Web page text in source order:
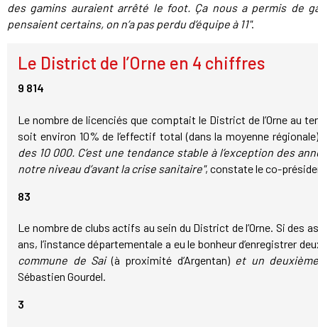
des gamins auraient arrêté le foot. Ça nous a permis de
pensaient certains, on n’a pas perdu d’équipe à 11".
Le District de l’Orne en 4 chiffres
9 814
Le nombre de licenciés que comptait le District de l’Orne au
soit environ 10% de l’effectif total (dans la moyenne
des 10 000. C’est une tendance stable à l’exception des
notre niveau d’avant la crise sanitaire", constate le co-
83
Le nombre de clubs actifs au sein du District de l’Orne. Si
ans, l’instance départementale a eu le bonheur d’enregistrer
commune de Sai(à proximité d’Argentan)et un deuxième
Sébastien Gourdel.
3